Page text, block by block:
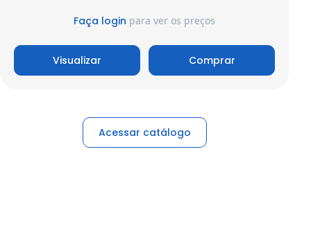
Faça login para ver os preços
Visualizar Comprar
Acessar catálogo